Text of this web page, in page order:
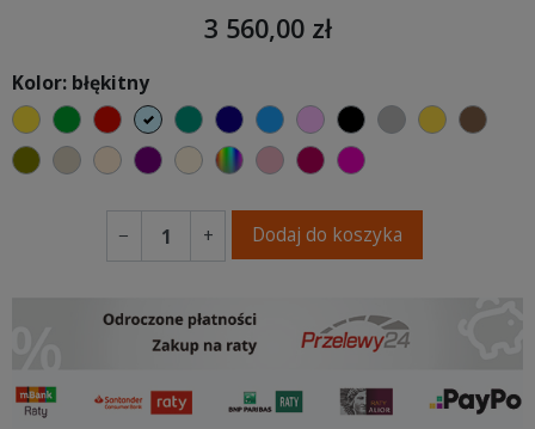
3 560,00 zł
Kolor: błękitny
żółtyzielonyczerwony
błękitnyturkusowygranatowyniebieski
różowyczarnyszary
oliwkowy
beżowyciepły kremowy
fioletowa purpura
ecru beżowy
wybór koloru
brudny róż
burgundfuksja
− + Dodaj do koszyka